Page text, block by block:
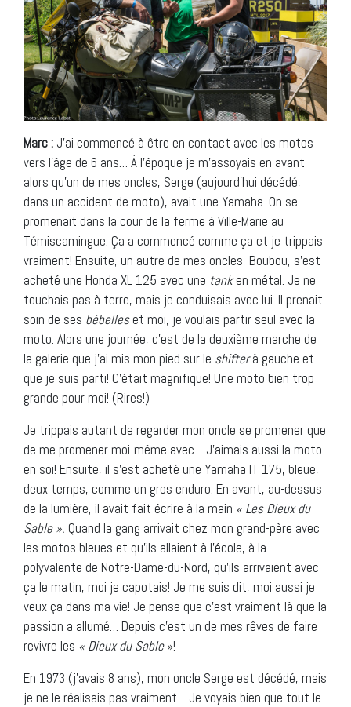
Marc : J’ai commencé à être en contact avec les motos
vers l’âge de 6 ans… À l’époque je m’assoyais en avant
alors qu’un de mes oncles, Serge (aujourd’hui décédé,
dans un accident de moto), avait une Yamaha. On se
promenait dans la cour de la ferme à Ville-Marie au
Témiscamingue. Ça a commencé comme ça et je trippais
vraiment! Ensuite, un autre de mes oncles, Boubou, s’est
acheté une Honda XL 125 avec une tanken métal. Je ne
touchais pas à terre, mais je conduisais avec lui. Il prenait
soin de ses bébelleset moi, je voulais partir seul avec la
moto. Alors une journée, c’est de la deuxième marche de
la galerie que j’ai mis mon pied sur le shifterà gauche et
que je suis parti! C’était magnifique! Une moto bien trop
grande pour moi! (Rires!)
Je trippais autant de regarder mon oncle se promener que
de me promener moi-même avec… J’aimais aussi la moto
en soi! Ensuite, il s’est acheté une Yamaha IT 175, bleue,
deux temps, comme un gros enduro. En avant, au-dessus
de la lumière, il avait fait écrire à la main « Les Dieux du
Sable ». Quand la gang arrivait chez mon grand-père avec
les motos bleues et qu’ils allaient à l’école, à la
polyvalente de Notre-Dame-du-Nord, qu’ils arrivaient avec
ça le matin, moi je capotais! Je me suis dit, moi aussi je
veux ça dans ma vie! Je pense que c’est vraiment là que la
passion a allumé… Depuis c’est un de mes rêves de faire
revivre les « Dieux du Sable»!
En 1973 (j’avais 8 ans), mon oncle Serge est décédé, mais
je ne le réalisais pas vraiment… Je voyais bien que tout le